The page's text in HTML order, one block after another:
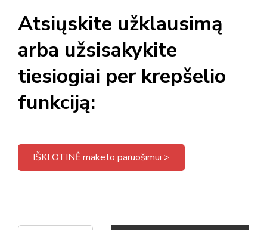
Atsiųskite užklausimą
arba užsisakykite
tiesiogiai per krepšelio
funkciją:
IŠKLOTINĖ maketo paruošimui >